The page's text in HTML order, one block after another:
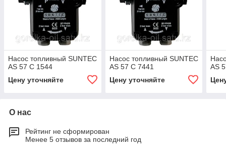
Насос топливный SUNTEC
AS 57 C 1544
Цену уточняйте
Насос топливный SUNTEC
AS 57 C 7441
Цену уточняйте
AS
О нас
Рейтинг не сформирован
Менее 5 отзывов за последний год